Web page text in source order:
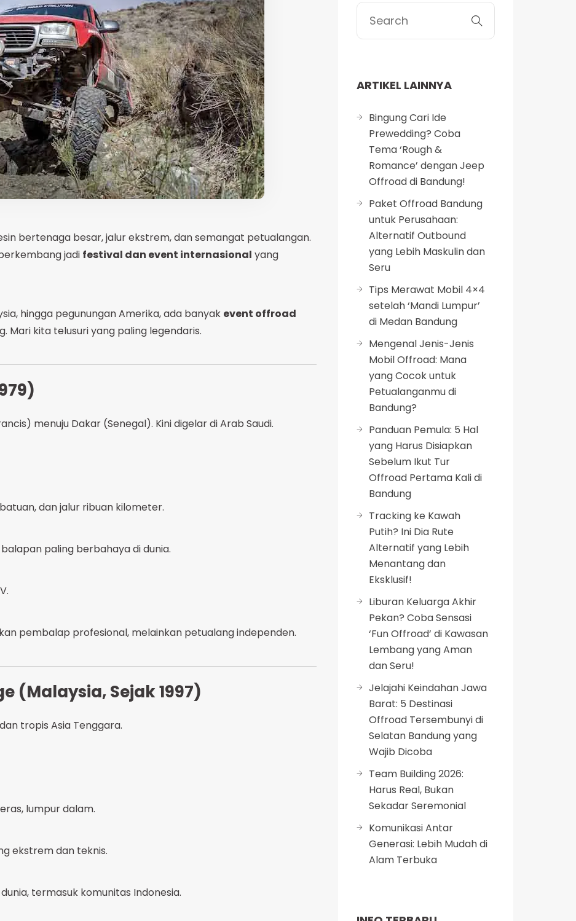
bertenaga besar, jalur ekstrem, dan semangat petualangan.
jadi festival dan event internasional yang
hingga pegunungan Amerika, ada banyak event offroad
Mari kita telusuri yang paling legendaris.
menuju Dakar (Senegal). Kini digelar di Arab Saudi.
dan jalur ribuan kilometer.
paling berbahaya di dunia.
pembalap profesional, melainkan petualang independen.
(Malaysia, Sejak 1997)
tropis Asia Tenggara.
lumpur dalam.
ekstrem dan teknis.
termasuk komunitas Indonesia.
ARTIKEL LAINNYA
Bingung Cari Ide
Prewedding? Coba
Tema ‘Rough &
Romance’ dengan Jeep
Offroad di Bandung!
Paket Offroad Bandung
untuk Perusahaan:
Alternatif Outbound
yang Lebih Maskulin dan
Seru
Tips Merawat Mobil 4×4
setelah ‘Mandi Lumpur’
di Medan Bandung
Mengenal Jenis-Jenis
Mobil Offroad: Mana
yang Cocok untuk
Petualanganmu di
Bandung?
Panduan Pemula: 5 Hal
yang Harus Disiapkan
Sebelum Ikut Tur
Offroad Pertama Kali di
Bandung
Tracking ke Kawah
Putih? Ini Dia Rute
Alternatif yang Lebih
Menantang dan
Eksklusif!
Liburan Keluarga Akhir
Pekan? Coba Sensasi
‘Fun Offroad’ di Kawasan
Lembang yang Aman
dan Seru!
Jelajahi Keindahan Jawa
Barat: 5 Destinasi
Offroad Tersembunyi di
Selatan Bandung yang
Wajib Dicoba
Team Building 2026:
Harus Real, Bukan
Sekadar Seremonial
Komunikasi Antar
Generasi: Lebih Mudah di
Alam Terbuka